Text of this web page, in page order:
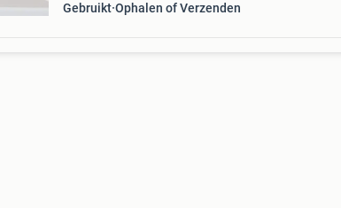
Gebruikt Ophalen of Verzenden